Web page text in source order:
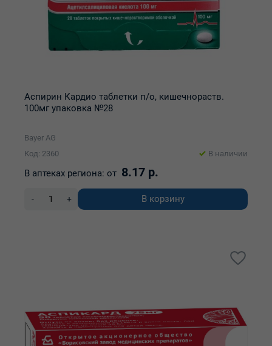
Аспирин Кардио таблетки п/о, кишечнораств.
100мг упаковка №28
Bayer AG
Код: 2360
В наличии
В аптеках региона: от 8.17 р.
- + В корзину